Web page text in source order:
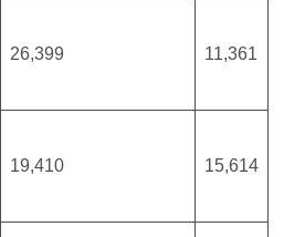
26,399 11,361
19,410 15,614